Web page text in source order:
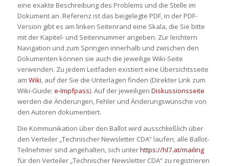
eine exakte Beschreibung des Problems und die Stelle im
Dokument an. Referenz ist das beigelegte PDF, in der PDF-
Version gibt es am linken Seitenrand eine Skala, die Sie bitte
mit der Kapitel- und Seitennummer angeben. Zur leichtern
Navigation und zum Springen innerhalb und zwischen den
Dokumenten können sie auch die jeweilige Wiki-Seite
verwenden. Zu jedem Leitfaden existiert eine Übersichtsseite
am Wiki, auf der Sie die Unterlagen finden (Direkter Link zum
Wiki-Guide: e-Impfpass). Auf der jeweiligen Diskussionsseite
werden die Änderungen, Fehler und Änderungswünsche von
den Autoren dokumentiert.
Die Kommunikation über den Ballot wird ausschließlich über
den Verteiler „Technischer Newsletter CDA“ laufen; alle Ballot-
Teilnehmer sind angehalten, sich unterhttps://hl7.at/mailing
für den Verteiler „Technischer Newsletter CDA“ zu registrieren